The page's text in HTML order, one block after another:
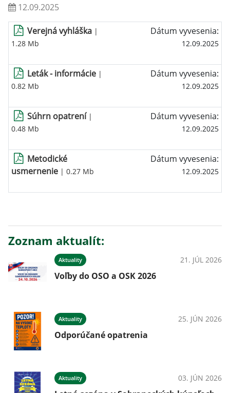
12.09.2025
Verejná vyhláška |
1.28 Mb
Dátum vyvesenia:
12.09.2025
Leták - informácie |
0.82 Mb
Dátum vyvesenia:
12.09.2025
Súhrn opatrení|
0.48 Mb
Dátum vyvesenia:
12.09.2025
Metodické
usmernenie | 0.27 Mb
Dátum vyvesenia:
12.09.2025
Zoznam aktualít:
Aktuality 21. JÚL 2026
Voľby do OSO a OSK 2026
Aktuality 25. JÚN 2026
Odporúčané opatrenia
Aktuality 03. JÚN 2026